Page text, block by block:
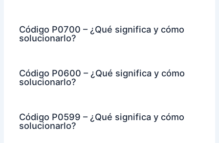
Código P0700 – ¿Qué significa y cómo
solucionarlo?
Código P0600 – ¿Qué significa y cómo
solucionarlo?
Código P0599 – ¿Qué significa y cómo
solucionarlo?